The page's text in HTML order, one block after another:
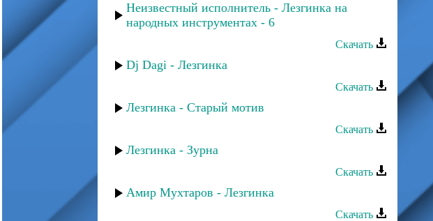
Неизвестный исполнитель - Лезгинка на
народных инструментах - 6
Скачать
Dj Dagi - Лезгинка
Скачать
Лезгинка - Старый мотив
Скачать
Лезгинка - Зурна
Скачать
Амир Мухтаров - Лезгинка
Скачать